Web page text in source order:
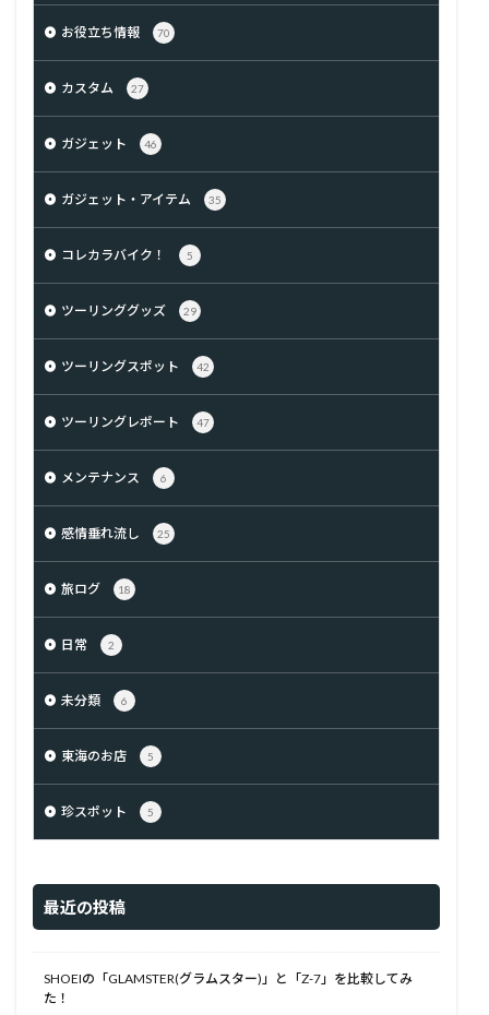
お役立ち情報 70
カスタム 27
ガジェット 46
ガジェット・アイテム 35
コレカラバイク！ 5
ツーリンググッズ 29
ツーリングスポット 42
ツーリングレポート 47
メンテナンス 6
感情垂れ流し 25
旅ログ 18
日常 2
未分類 6
東海のお店 5
珍スポット 5
最近の投稿
SHOEIの「GLAMSTER(グラムスター)」と「Z-7」を比較してみ
た！